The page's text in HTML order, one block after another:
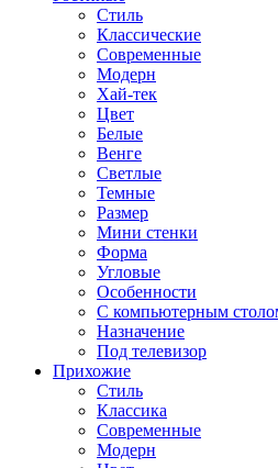
Стиль
Классические
Современные
Модерн
Хай-тек
Цвет
Белые
Венге
Светлые
Темные
Размер
Мини стенки
Форма
Угловые
Особенности
С компьютерным
Назначение
Под телевизор
Прихожие
Стиль
Классика
Современные
Модерн